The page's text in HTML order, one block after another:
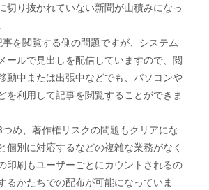
切り抜かれていない新聞が山積みになっ
を閲覧する側の問題ですが、システム
ールで見出しを配信していますので、閲
動中または出張中などでも、パソコンや
を利用して記事を閲覧することができま
め、著作権リスクの問題もクリアにな
個別に対応するなどの複雑な業務がなく
印刷もユーザーごとにカウントされるの
るかたちでの配布が可能になっていま